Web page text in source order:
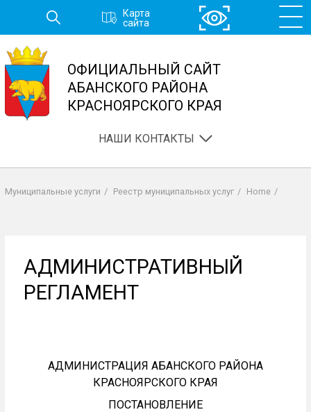
основному
содержанию
Карта
сайта
ОФИЦИАЛЬНЫЙ САЙТ
АБАНСКОГО РАЙОНА
КРАСНОЯРСКОГО КРАЯ
НАШИ КОНТАКТЫ
Муниципальные услуги / Реестр муниципальных услуг / Home /
АДМИНИСТРАТИВНЫЙ
РЕГЛАМЕНТ
АДМИНИСТРАЦИЯ АБАНСКОГО РАЙОНА
КРАСНОЯРСКОГО КРАЯ
ПОСТАНОВЛЕНИЕ